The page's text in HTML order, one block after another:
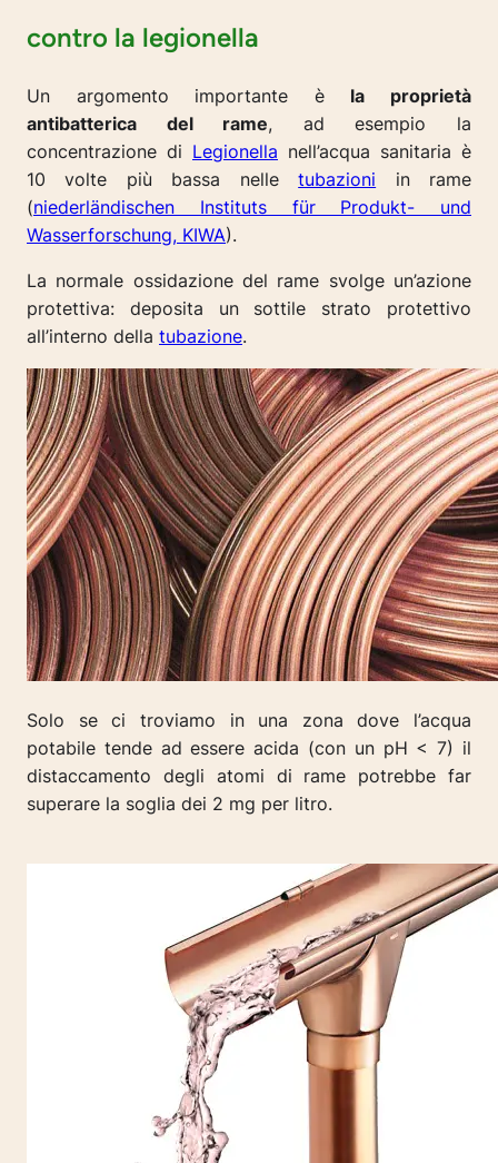
contro la legionella
Un argomento importante è la proprietà
antibatterica del rame, ad esempio la
concentrazione di Legionella nell’acqua sanitaria è
10 volte più bassa nelletubazioni in rame
(niederländischen Instituts für Produkt- und
Wasserforschung, KIWA).
La normale ossidazione del rame svolge un’azione
protettiva: deposita un sottile strato protettivo
all’interno della tubazione.
Solo se ci troviamo in una zona dove l’acqua
potabile tende ad essere acida (con un pH < 7) il
distaccamento degli atomi di rame potrebbe far
superare la soglia dei 2 mg per litro.